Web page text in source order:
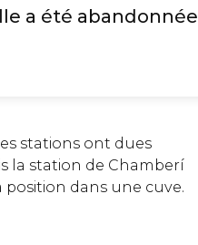
a été abandonnée
stations ont dues
la station de Chamberí
position dans une cuve.